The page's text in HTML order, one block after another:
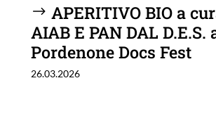
APERITIVO BIO a
AIAB E PAN DAL D.E.S.
Pordenone Docs Fest
26.03.2026